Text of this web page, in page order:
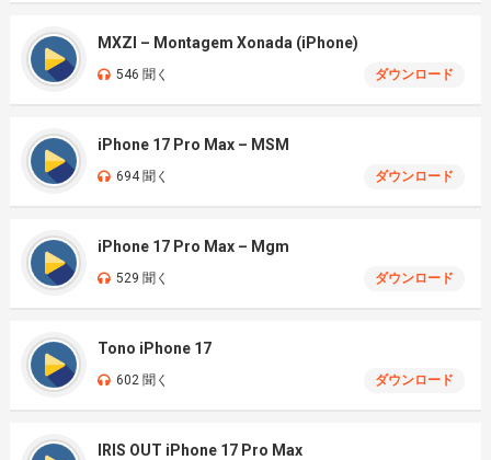
MXZI – Montagem Xonada (iPhone)
546 聞く ダウンロード
iPhone 17 Pro Max – MSM
694 聞く ダウンロード
iPhone 17 Pro Max – Mgm
529 聞く ダウンロード
Tono iPhone 17
602 聞く ダウンロード
IRIS OUT iPhone 17 Pro Max